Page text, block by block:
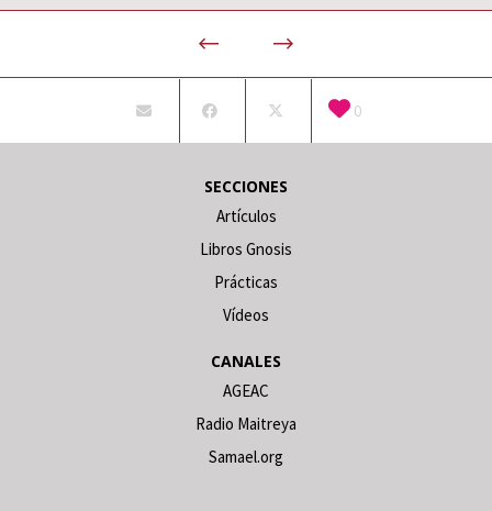
0
SECCIONES
Artículos
Libros Gnosis
Prácticas
Vídeos
CANALES
AGEAC
Radio Maitreya
Samael.org